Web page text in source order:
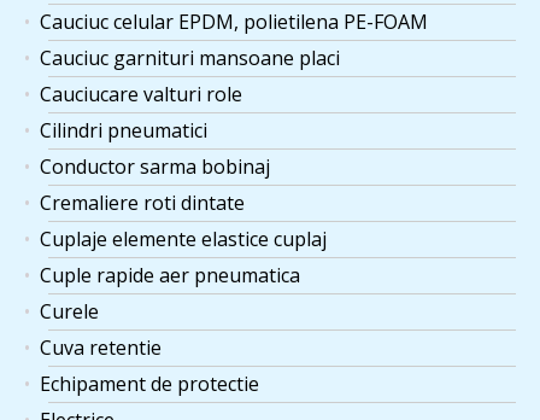
Cauciuc celular EPDM, polietilena PE-FOAM
Cauciuc garnituri mansoane placi
Cauciucare valturi role
Cilindri pneumatici
Conductor sarma bobinaj
Cremaliere roti dintate
Cuplaje elemente elastice cuplaj
Cuple rapide aer pneumatica
Curele
Cuva retentie
Echipament de protectie